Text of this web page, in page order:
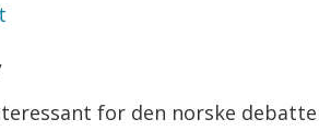
for den norske